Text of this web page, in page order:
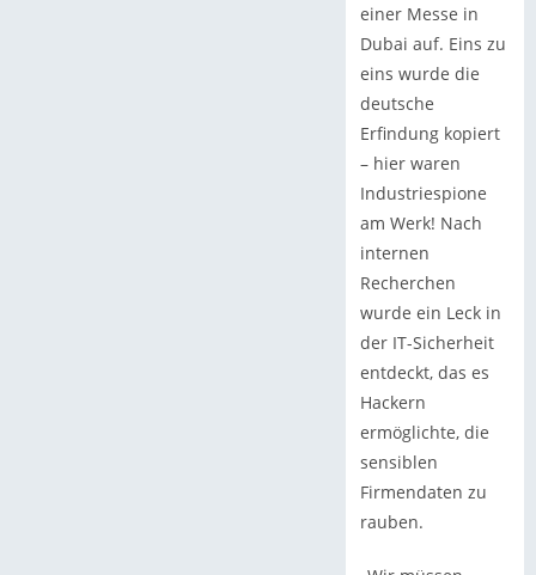
einer Messe in
Dubai auf. Eins zu
eins wurde die
deutsche
Erfindung kopiert
– hier waren
Industriespione
am Werk! Nach
internen
Recherchen
wurde ein Leck in
der IT-Sicherheit
entdeckt, das es
Hackern
ermöglichte, die
sensiblen
Firmendaten zu
rauben.